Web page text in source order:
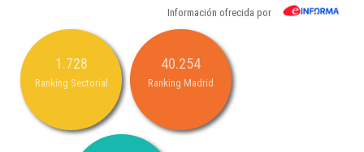
Información ofrecida por
1.728
Ranking Sectorial
40.254
Ranking Madrid